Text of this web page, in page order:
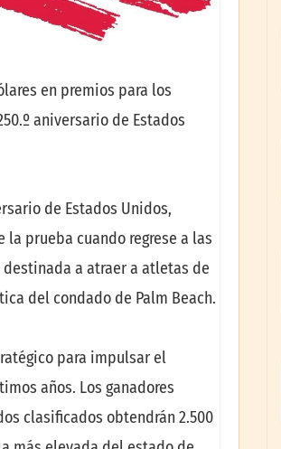
en premios para los
aniversario de Estados
de Estados Unidos,
prueba cuando regrese a las
destinada a atraer a atletas de
del condado de Palm Beach.
para impulsar el
años. Los ganadores
clasificados obtendrán 2.500